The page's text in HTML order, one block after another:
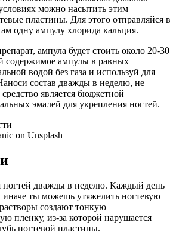
можно насытить этим
пластины. Для этого отправляйся в
одну ампулу хлорида кальция.
ампула будет стоить около 20-30
содержимое ампулы в равных
водой без газа и используй для
состав дважды в неделю, не
является бюджетной
эмалей для укрепления ногтей.
on Unsplash
ногтей дважды в неделю. Каждый день
иначе ты можешь утяжелить ногтевую
создают тонкую
пленку, из-за которой нарушается
ногтевой пластины.